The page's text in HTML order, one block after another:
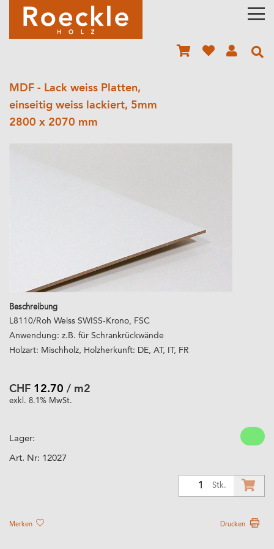
MDF - Lack weiss Platten,
einseitig weiss lackiert, 5mm
2800 x 2070 mm
Beschreibung
L8110/Roh Weiss SWISS-Krono, FSC
Anwendung: z.B. für Schrankrückwände
Holzart: Mischholz, Holzherkunft: DE, AT, IT, FR
CHF 12.70 / m2
exkl. 8.1% MwSt.
Lager:
Art. Nr: 12027
Stk.
Merken Drucken